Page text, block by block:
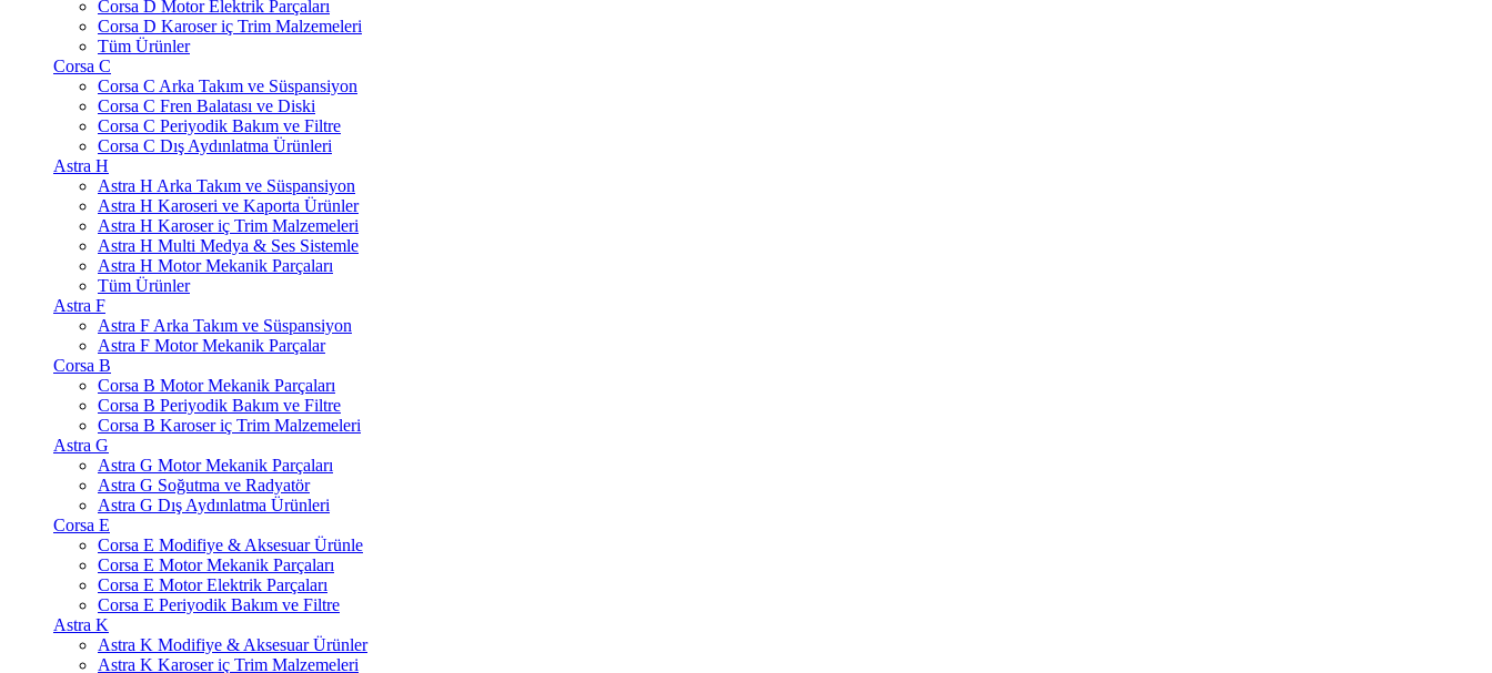
Corsa D Motor Elektrik Parçaları
Corsa D Karoser iç Trim Malzemeleri
Tüm Ürünler
Corsa C
Corsa C Arka Takım ve Süspansiyon
Corsa C Fren Balatası ve Diski
Corsa C Periyodik Bakım ve Filtre
Corsa C Dış Aydınlatma Ürünleri
Astra H
Astra H Arka Takım ve Süspansiyon
Astra H Karoseri ve Kaporta Ürünler
Astra H Karoser iç Trim Malzemeleri
Astra H Multi Medya & Ses Sistemle
Astra H Motor Mekanik Parçaları
Tüm Ürünler
Astra F
Astra F Arka Takım ve Süspansiyon
Astra F Motor Mekanik Parçalar
Corsa B
Corsa B Motor Mekanik Parçaları
Corsa B Periyodik Bakım ve Filtre
Corsa B Karoser iç Trim Malzemeleri
Astra G
Astra G Motor Mekanik Parçaları
Astra G Soğutma ve Radyatör
Astra G Dış Aydınlatma Ürünleri
Corsa E
Corsa E Modifiye & Aksesuar Ürünle
Corsa E Motor Mekanik Parçaları
Corsa E Motor Elektrik Parçaları
Corsa E Periyodik Bakım ve Filtre
Astra K
Astra K Modifiye & Aksesuar Ürünler
Astra K Karoser iç Trim Malzemeleri